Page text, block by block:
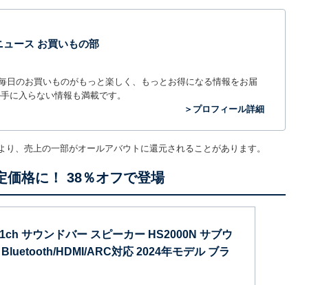
ース お買いもの部
のお買いものがもっと楽しく、もっとお得になる情報をお届
に入らない情報も満載です。
＞プロフィール詳細
、売上の一部がオールアバウトに還元されることがあります。
価格に！ 38％オフで登場
サウンドバー スピーカー HS2000N サブウ
HDMI/ARC対応 2024年モデル ブラ